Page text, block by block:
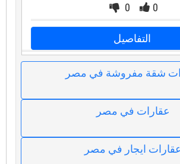
0
0
التفاصيل
شقة مفروشة في مصر
عقارات في مصر
عقارات ايجار في مصر